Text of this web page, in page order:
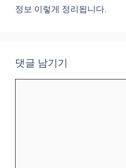
정보 이렇게 정리됩니다.
댓글 남기기